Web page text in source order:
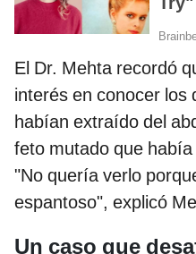
El Dr. Mehta recordó
interés en conocer los
habían extraído del
feto mutado que
"No quería verlo
espantoso", explicó
Un caso que